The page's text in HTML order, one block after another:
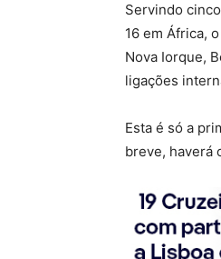
Servindo
16 em África,
Nova Iorque,
ligações
Esta é só a
breve, haverá